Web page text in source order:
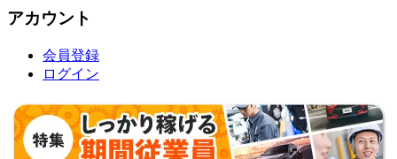
アカウント
会員登録
ログイン